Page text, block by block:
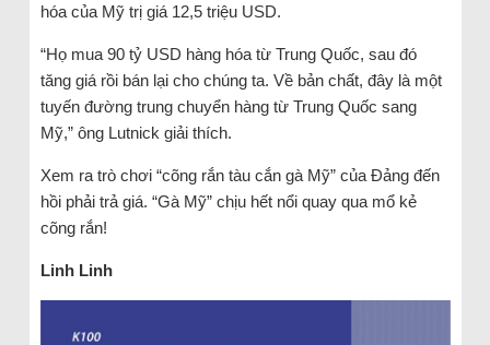
hóa của Mỹ trị giá 12,5 triệu USD.
“Họ mua 90 tỷ USD hàng hóa từ Trung Quốc, sau đó
tăng giá rồi bán lại cho chúng ta. Về bản chất, đây là một
tuyến đường trung chuyển hàng từ Trung Quốc sang
Mỹ,” ông Lutnick giải thích.
Xem ra trò chơi “cõng rắn tàu cắn gà Mỹ” của Đảng đến
hồi phải trả giá. “Gà Mỹ” chịu hết nổi quay qua mổ kẻ
cõng rắn!
Linh Linh